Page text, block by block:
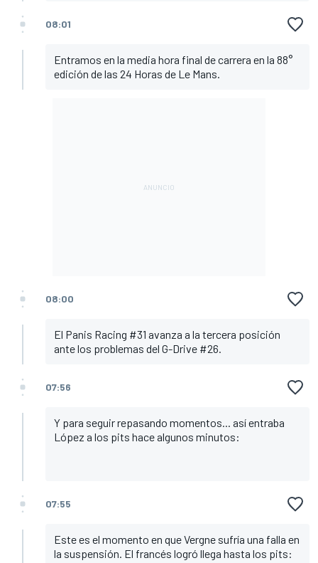
08:01
Entramos en la media hora final de carrera en la 88°
edición de las 24 Horas de Le Mans.
08:00
El Panis Racing #31 avanza a la tercera posición
ante los problemas del G-Drive #26.
07:56
Y para seguir repasando momentos... así entraba
López a los pits hace algunos minutos:
07:55
Este es el momento en que Vergne sufría una falla en
la suspensión. El francés logró llega hasta los pits: